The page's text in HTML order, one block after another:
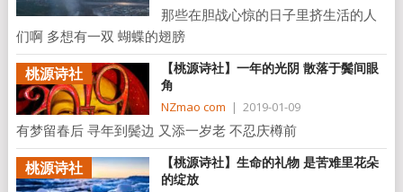
那些在胆战心惊的日子里挤生活的人
们啊 多想有一双 蝴蝶的翅膀
桃源诗社
【桃源诗社】一年的光阴 散落于鬓间眼
角
NZmao com | 2019-01-09
有梦留春后 寻年到鬓边 又添一岁老 不忍庆樽前
桃源诗社
【桃源诗社】生命的礼物 是苦难里花朵
的绽放